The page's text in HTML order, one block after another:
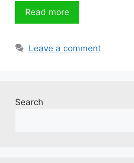
Read more
Leave a comment
Search